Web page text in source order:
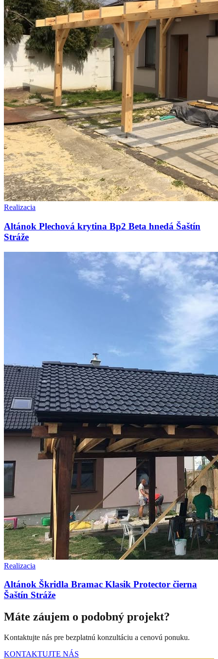
Realizacia
Altánok Plechová krytina Bp2 Beta hnedá Šaštín
Stráže
Realizacia
Altánok Škridla Bramac Klasik Protector čierna
Šaštín Stráže
Máte záujem o podobný projekt?
Kontaktujte nás pre bezplatnú konzultáciu a cenovú ponuku.
KONTAKTUJTE NÁS